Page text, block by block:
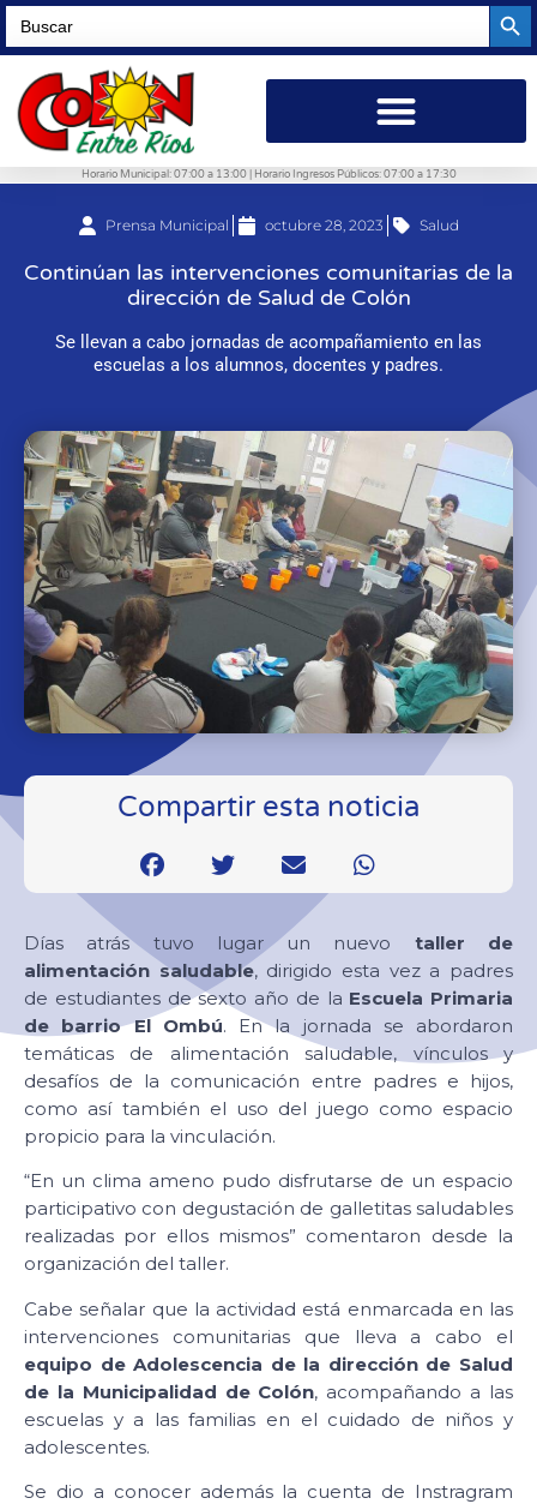
Search
for:
Horario Municipal: 07:00 a 13:00 | Horario Ingresos Públicos: 07:00 a 17:30
Prensa Municipal octubre 28, 2023 Salud
Continúan las intervenciones comunitarias de la
dirección de Salud de Colón
Se llevan a cabo jornadas de acompañamiento en las
escuelas a los alumnos, docentes y padres.
Compartir esta noticia
Días atrás tuvo lugar un nuevo taller de
alimentación saludable, dirigido esta vez a padres
de estudiantes de sexto año de la Escuela Primaria
de barrio El Ombú. En la jornada se abordaron
temáticas de alimentación saludable, vínculos y
desafíos de la comunicación entre padres e hijos,
como así también el uso del juego como espacio
propicio para la vinculación.
“En un clima ameno pudo disfrutarse de un espacio
participativo con degustación de galletitas saludables
realizadas por ellos mismos” comentaron desde la
organización del taller.
Cabe señalar que la actividad está enmarcada en las
intervenciones comunitarias que lleva a cabo el
equipo de Adolescencia de la dirección de Salud
de la Municipalidad de Colón, acompañando a las
escuelas y a las familias en el cuidado de niños y
adolescentes.
Se dio a conocer además la cuenta de Instragram